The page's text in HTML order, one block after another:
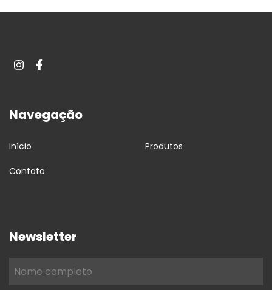
Navegação
Início Produtos
Contato
Newsletter